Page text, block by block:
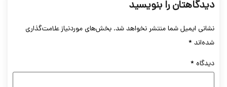
را بنویسید
ایمیل شما منتشر نخواهد شد. بخش‌های موردنیاز علامت‌گذاری
*
*